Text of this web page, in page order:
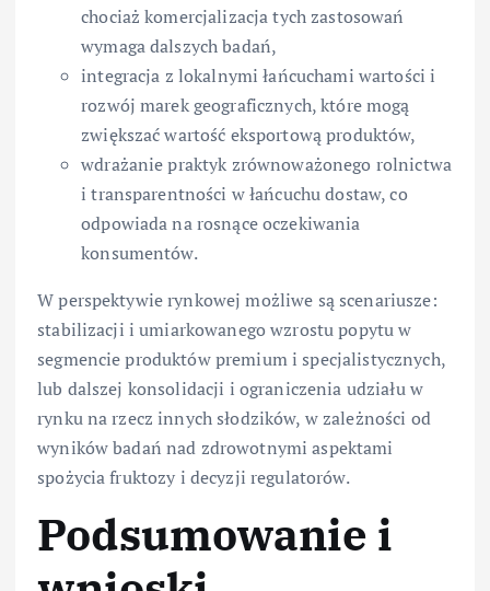
chociaż komercjalizacja tych zastosowań
wymaga dalszych badań,
integracja z lokalnymi łańcuchami wartości i
rozwój marek geograficznych, które mogą
zwiększać wartość eksportową produktów,
wdrażanie praktyk zrównoważonego rolnictwa
i transparentności w łańcuchu dostaw, co
odpowiada na rosnące oczekiwania
konsumentów.
W perspektywie rynkowej możliwe są scenariusze:
stabilizacji i umiarkowanego wzrostu popytu w
segmencie produktów premium i specjalistycznych,
lub dalszej konsolidacji i ograniczenia udziału w
rynku na rzecz innych słodzików, w zależności od
wyników badań nad zdrowotnymi aspektami
spożycia fruktozy i decyzji regulatorów.
Podsumowanie i